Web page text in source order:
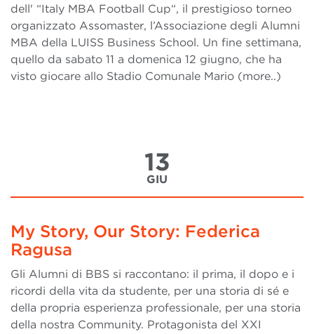
dell' “Italy MBA Football Cup“, il prestigioso torneo
organizzato Assomaster, l’Associazione degli Alumni
MBA della LUISS Business School. Un fine settimana,
quello da sabato 11 a domenica 12 giugno, che ha
visto giocare allo Stadio Comunale Mario (more..)
13
GIU
My Story, Our Story: Federica
Ragusa
Gli Alumni di BBS si raccontano: il prima, il dopo e i
ricordi della vita da studente, per una storia di sé e
della propria esperienza professionale, per una storia
della nostra Community. Protagonista del XXI